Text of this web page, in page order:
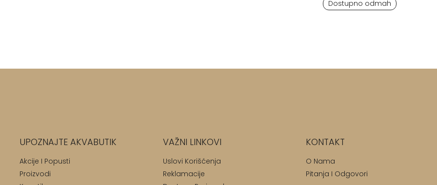
Dostupno odmah
UPOZNAJTE AKVABUTIK
Akcije I Popusti
Proizvodi
VAŽNI LINKOVI
Uslovi Korišćenja
Reklamacije
KONTAKT
O Nama
Pitanja I Odgovori